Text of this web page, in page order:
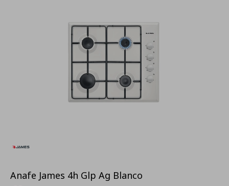
Anafe James 4h Glp Ag Blanco